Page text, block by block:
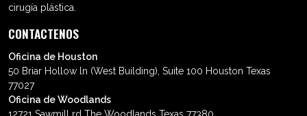
cirugía plástica.
CONTACTENOS
Oficina de Houston
50 Briar Hollow ln (West Building), Suite 100 Houston Texas
77027
Oficina de Woodlands
12721 Sawmill rd The Woodlands Texas 77380